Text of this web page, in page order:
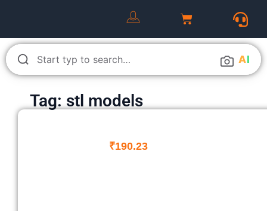
AI
Tag: stl models
₹190.23